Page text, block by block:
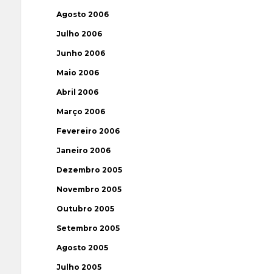
Agosto 2006
Julho 2006
Junho 2006
Maio 2006
Abril 2006
Março 2006
Fevereiro 2006
Janeiro 2006
Dezembro 2005
Novembro 2005
Outubro 2005
Setembro 2005
Agosto 2005
Julho 2005